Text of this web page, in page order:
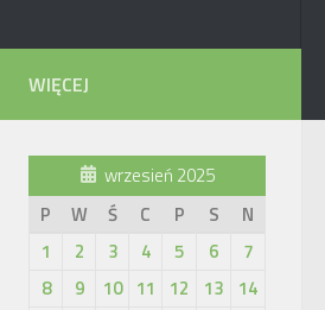
WIĘCEJ
wrzesień 2025
P
W Ś C P S
N
1
2 3 4 5 6
7
8
9 10 11 12 13
14